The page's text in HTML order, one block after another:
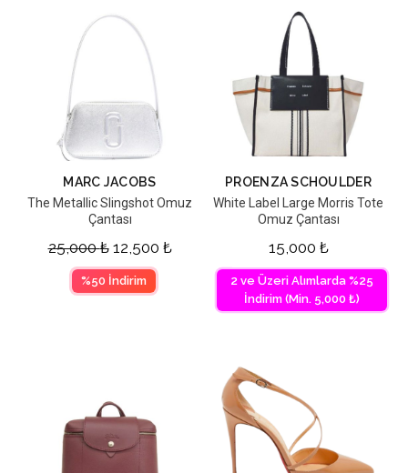
MARC JACOBS
The Metallic Slingshot Omuz
Çantası
25,000₺ 12,500 ₺
%50 İndirim
PROENZA SCHOULDER
White Label Large Morris Tote
Omuz Çantası
15,000 ₺
2 ve Üzeri Alımlarda %25
İndirim (Min. 5,000 ₺)